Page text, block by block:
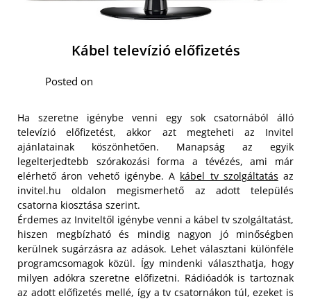
Kábel televízió előfizetés
Posted on
Ha szeretne igénybe venni egy sok csatornából álló
televízió előfizetést, akkor azt megteheti az Invitel
ajánlatainak köszönhetően. Manapság az egyik
legelterjedtebb szórakozási forma a tévézés, ami már
elérhető áron vehető igénybe. A kábel tv szolgáltatás az
invitel.hu oldalon megismerhető az adott település
csatorna kiosztása szerint.
Érdemes az Inviteltől igénybe venni a kábel tv szolgáltatást,
hiszen megbízható és mindig nagyon jó minőségben
kerülnek sugárzásra az adások. Lehet választani különféle
programcsomagok közül. Így mindenki választhatja, hogy
milyen adókra szeretne előfizetni. Rádióadók is tartoznak
az adott előfizetés mellé, így a tv csatornákon túl, ezeket is